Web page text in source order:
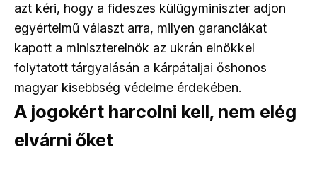
azt kéri, hogy a fideszes külügyminiszter adjon
egyértelmű választ arra, milyen garanciákat
kapott a miniszterelnök az ukrán elnökkel
folytatott tárgyalásán a kárpátaljai őshonos
magyar kisebbség védelme érdekében.
A jogokért harcolni kell, nem elég
elvárni őket